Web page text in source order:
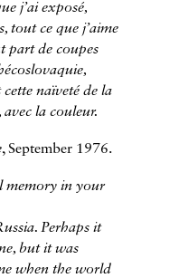
j’ai exposé,
tout ce que j’aime
part de coupes
naïveté de la
la couleur.
, September 1976.
memory in your
Perhaps it
but it was
when the world